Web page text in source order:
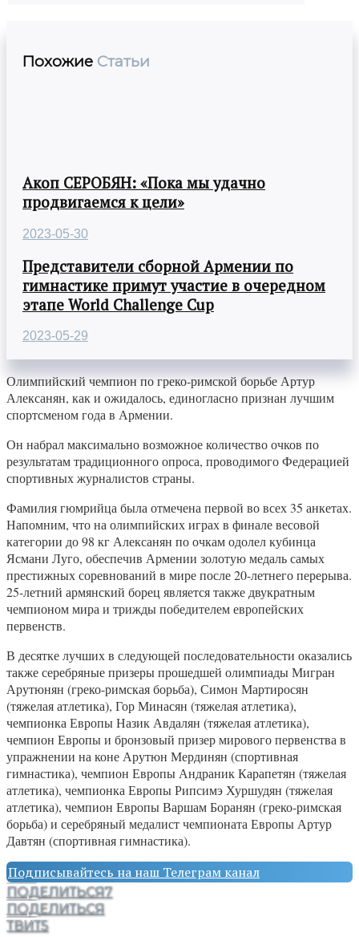
Похожие Статьи
Акоп СЕРОБЯН: «Пока мы удачно
продвигаемся к цели»
2023-05-30
Представители сборной Армении по
гимнастике примут участие в очередном
этапе World Challenge Cup
2023-05-29
Олимпийский чемпион по греко-римской борьбе Артур
Алексанян, как и ожидалось, единогласно признан лучшим
спортсменом года в Армении.
Он набрал максимально возможное количество очков по
результатам традиционного опроса, проводимого Федерацией
спортивных журналистов страны.
Фамилия гюмрийца была отмечена первой во всех 35 анкетах.
Напомним, что на олимпийских играх в финале весовой
категории до 98 кг Алексанян по очкам одолел кубинца
Ясмани Луго, обеспечив Армении золотую медаль самых
престижных соревнований в мире после 20-летнего перерыва.
25-летний армянский борец является также двукратным
чемпионом мира и трижды победителем европейских
первенств.
В десятке лучших в следующей последовательности оказались
также серебряные призеры прошедшей олимпиады Мигран
Арутюнян (греко-римская борьба), Симон Мартиросян
(тяжелая атлетика), Гор Минасян (тяжелая атлетика),
чемпионка Европы Назик Авдалян (тяжелая атлетика),
чемпион Европы и бронзовый призер мирового первенства в
упражнении на коне Арутюн Мердинян (спортивная
гимнастика), чемпион Европы Андраник Карапетян (тяжелая
атлетика), чемпионка Европы Рипсимэ Хуршудян (тяжелая
атлетика), чемпион Европы Варшам Боранян (греко-римская
борьба) и серебряный медалист чемпионата Европы Артур
Давтян (спортивная гимнастика).
Подписывайтесь на наш Телеграм канал
ПОДЕЛИТЬСЯ7
ПОДЕЛИТЬСЯ
ТВИТ5